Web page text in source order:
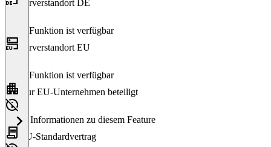
Serverstandort DE
Diese Funktion ist verfügbar
Serverstandort EU
Diese Funktion ist verfügbar
Nur EU-Unternehmen beteiligt
Keine Informationen zu diesem Feature
EU-Standardvertrag